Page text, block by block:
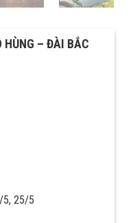
– ĐÀI BẮC
5, 25/5